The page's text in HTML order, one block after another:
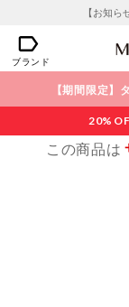
【お知
ブランド
【期間限定】
20%
この商品は